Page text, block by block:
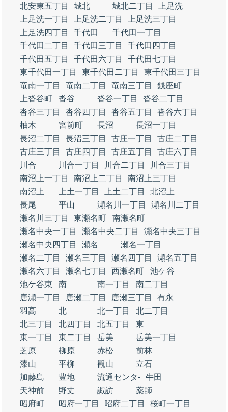
北安東五丁目
城北 城北二丁目
上足洗
上足洗一丁目
上足洗二丁目
上足洗三丁目
上足洗四丁目
千代田
千代田一丁目
千代田二丁目
千代田三丁目
千代田四丁目
千代田五丁目
千代田六丁目
千代田七丁目
東千代田一丁目
東千代田二丁目
東千代田三丁目
竜南一丁目
竜南二丁目 竜南三丁目
銭座町
上沓谷町
沓谷 沓谷一丁目
沓谷二丁目
沓谷三丁目
沓谷四丁目 沓谷五丁目
沓谷六丁目
柚木
宮前町 長沼
長沼一丁目
長沼二丁目
長沼三丁目 古庄一丁目
古庄二丁目
古庄三丁目
古庄四丁目 古庄五丁目
古庄六丁目
川合
川合一丁目 川合二丁目
川合三丁目
南沼上一丁目
南沼上二丁目
南沼上三丁目
南沼上
上土一丁目 上土二丁目
北沼上
長尾
平山 瀬名川一丁目
瀬名川二丁目
瀬名川三丁目
東瀬名町
南瀬名町
瀬名中央一丁目
瀬名中央二丁目
瀬名中央三丁目
瀬名中央四丁目
瀬名
瀬名一丁目
瀬名二丁目
瀬名三丁目 瀬名四丁目
瀬名五丁目
瀬名六丁目
瀬名七丁目 西瀬名町
池ケ谷
池ケ谷東
南 南一丁目
南二丁目
唐瀬一丁目
唐瀬二丁目 唐瀬三丁目
有永
羽高
北 北一丁目
北二丁目
北三丁目
北四丁目 北五丁目
東
東一丁目
東二丁目 岳美
岳美一丁目
芝原
柳原 赤松
前林
漆山
平柳 観山
立石
加藤島
豊地 流通センタ‐ 牛田
天神前
野丈 諏訪
薬師
昭府町
昭府一丁目 昭府二丁目
桜町一丁目